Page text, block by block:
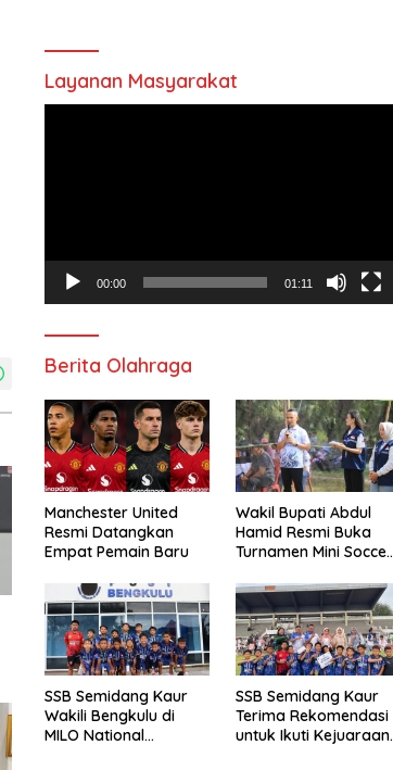
Layanan Masyarakat
00:00 01:11
Berita Olahraga
Manchester United
Resmi Datangkan
Empat Pemain Baru
Wakil Bupati Abdul
Hamid Resmi Buka
Turnamen Mini Soccer
SSB Semidang Kaur
Wakili Bengkulu di
MILO National
SSB Semidang Kaur
Terima Rekomendasi
untuk Ikuti Kejuaraan